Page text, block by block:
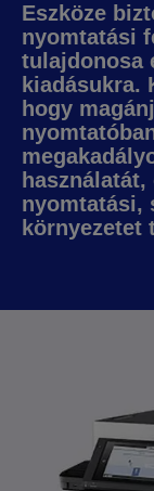
Eszköze
nyomtatási
tulajdonosa
kiadásukra.
hogy
nyomtatási,
környezetet